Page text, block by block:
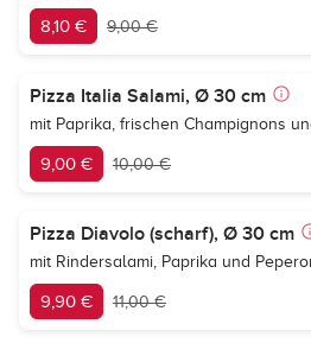
8,10 € 9,00 €
Pizza Italia Salami, Ø 30 cm
mit Paprika, frischen Champignons
9,00 € 10,00 €
Pizza Diavolo (scharf), Ø 30 cm
mit Rindersalami, Paprika und
9,90 € 11,00 €